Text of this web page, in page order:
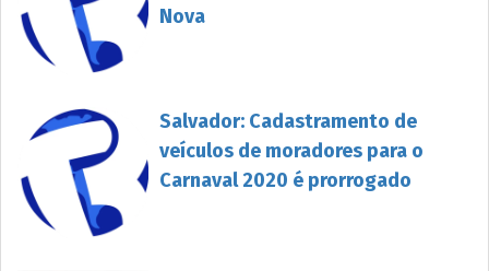
Nova
Salvador: Cadastramento de
veículos de moradores para o
Carnaval 2020 é prorrogado